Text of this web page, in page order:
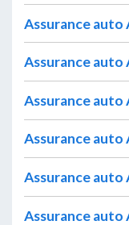
Assurance auto
Assurance auto
Assurance auto
Assurance auto
Assurance auto
Assurance auto